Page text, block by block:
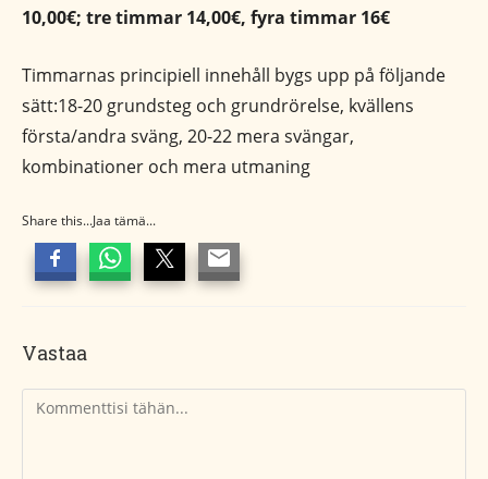
10,00€; tre timmar 14,00€, fyra timmar 16€
Timmarnas principiell innehåll bygs upp på följande
sätt:18-20 grundsteg och grundrörelse, kvällens
första/andra sväng, 20-22 mera svängar,
kombinationer och mera utmaning
Share this...Jaa tämä...
Vastaa
Kommentti